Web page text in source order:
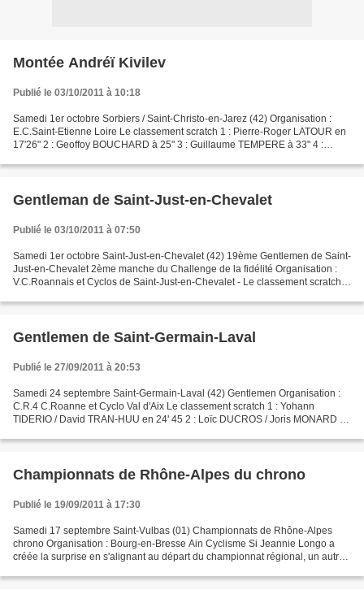
Montée Andréï Kivilev
Publié le 03/10/2011 à 10:18
Samedi 1er octobre Sorbiers / Saint-Christo-en-Jarez (42) Organisation :
E.C.Saint-Etienne Loire Le classement scratch 1 : Pierre-Roger LATOUR en
17'26" 2 : Geoffoy BOUCHARD à 25" 3 : Guillaume TEMPERE à 33" 4 :
Gentleman de Saint-Just-en-Chevalet
Publié le 03/10/2011 à 07:50
Samedi 1er octobre Saint-Just-en-Chevalet (42) 19ème Gentlemen de Saint-
Just-en-Chevalet 2ème manche du Challenge de la fidélité Organisation :
V.C.Roannais et Cyclos de Saint-Just-en-Chevalet - Le classement scratch 1
Gentlemen de Saint-Germain-Laval
Publié le 27/09/2011 à 20:53
Samedi 24 septembre Saint-Germain-Laval (42) Gentlemen Organisation :
C.R.4 C.Roanne et Cyclo Val d'Aix Le classement scratch 1 : Yohann
TIDERIO / David TRAN-HUU en 24' 45 2 : Loïc DUCROS / Joris MONARD à
Championnats de Rhône-Alpes du chrono
Publié le 19/09/2011 à 17:30
Samedi 17 septembre Saint-Vulbas (01) Championnats de Rhône-Alpes
chrono Organisation : Bourg-en-Bresse Ain Cyclisme Si Jeannie Longo a
créée la surprise en s'alignant au départ du championnat régional, un autre